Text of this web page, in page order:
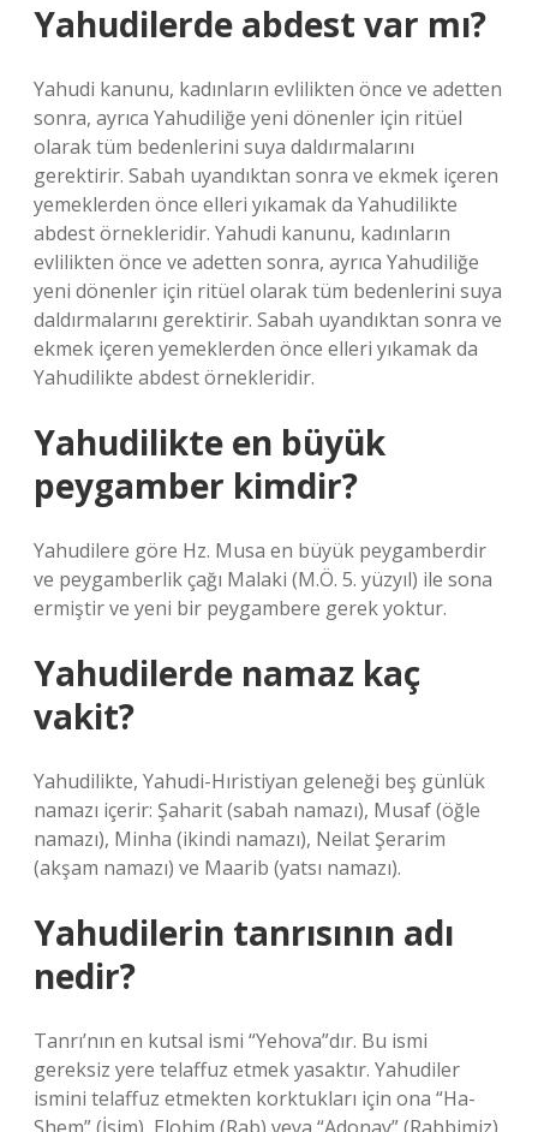
Yahudilerde abdest var mı?
Yahudi kanunu, kadınların evlilikten önce ve adetten
sonra, ayrıca Yahudiliğe yeni dönenler için ritüel
olarak tüm bedenlerini suya daldırmalarını
gerektirir. Sabah uyandıktan sonra ve ekmek içeren
yemeklerden önce elleri yıkamak da Yahudilikte
abdest örnekleridir. Yahudi kanunu, kadınların
evlilikten önce ve adetten sonra, ayrıca Yahudiliğe
yeni dönenler için ritüel olarak tüm bedenlerini suya
daldırmalarını gerektirir. Sabah uyandıktan sonra ve
ekmek içeren yemeklerden önce elleri yıkamak da
Yahudilikte abdest örnekleridir.
Yahudilikte en büyük
peygamber kimdir?
Yahudilere göre Hz. Musa en büyük peygamberdir
ve peygamberlik çağı Malaki (M.Ö. 5. yüzyıl) ile sona
ermiştir ve yeni bir peygambere gerek yoktur.
Yahudilerde namaz kaç
vakit?
Yahudilikte, Yahudi-Hıristiyan geleneği beş günlük
namazı içerir: Şaharit (sabah namazı), Musaf (öğle
namazı), Minha (ikindi namazı), Neilat Şerarim
(akşam namazı) ve Maarib (yatsı namazı).
Yahudilerin tanrısının adı
nedir?
Tanrı’nın en kutsal ismi “Yehova”dır. Bu ismi
gereksiz yere telaffuz etmek yasaktır. Yahudiler
ismini telaffuz etmekten korktukları için ona “Ha-